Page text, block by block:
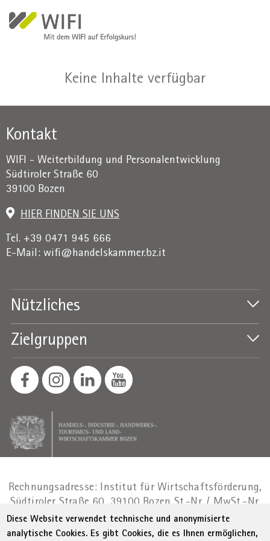
Keine Inhalte verfügbar
Kontakt
WIFI - Weiterbildung und Personalentwicklung
Südtiroler Straße 60
39100 Bozen
HIER FINDEN SIE UNS
Tel. +39 0471 945 666
E-Mail: wifi@handelskammer.bz.it
Nützliches
Zielgruppen
Rechnungsadresse: Institut für Wirtschaftsförderung,
Südtiroler Straße 60, 39100 Bozen St.-Nr. / MwSt.-Nr.
01716880214|administration-
as@bz.legalmail.camcom.it
Diese Website verwendet technische und anonymisierte
analytische Cookies. Es gibt Cookies, die es Ihnen ermöglichen,